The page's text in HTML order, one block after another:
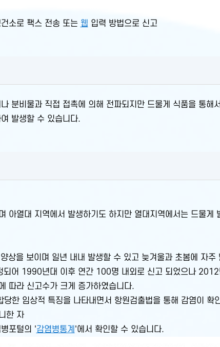
소로 팩스 전송 또는 웹 입력 방법으로 신고
분비물과 직접 접촉에 의해 전파되지만 드물게 식품을 통
발생할 수 있습니다.
아열대 지역에서 발생하기도 하지만 열대지역에서는 드물게
상을 보이며 일년 내내 발생할 수 있고 늦겨울과 초봄에 자주
어 1990년대 이후 연간 100명 내외로 신고 되었으나 2012
따라 신고수가 크게 증가하였습니다.
임상적 특징을 나타내면서 항원검출법을 통해 감염이 확
한 자
포털의 '감염병통계 '에서 확인할 수 있습니다.